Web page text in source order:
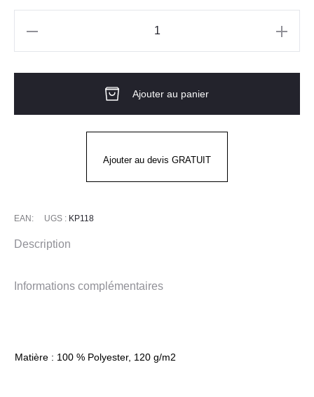
MICROPERFORÉE
Ajouter au panier
Ajouter au devis GRATUIT
EAN: UGS : KP118
Description
Informations complémentaires
Matière : 100 % Polyester, 120 g/m2